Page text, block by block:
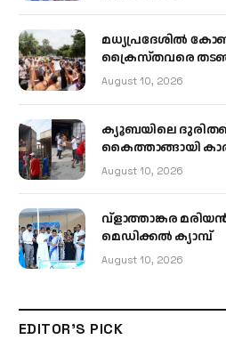
മധ്യപ്രദേശിൽ
ക്രൈസ്തവരെ
August 10, 2026
ക്യൂബയിലെ
കൈത്താങ്ങായി
August 10, 2026
വ്ളാത്താങ്കര
മെഡിക്കൽ ക്യാമ്പ്
August 10, 2026
EDITOR'S PICK